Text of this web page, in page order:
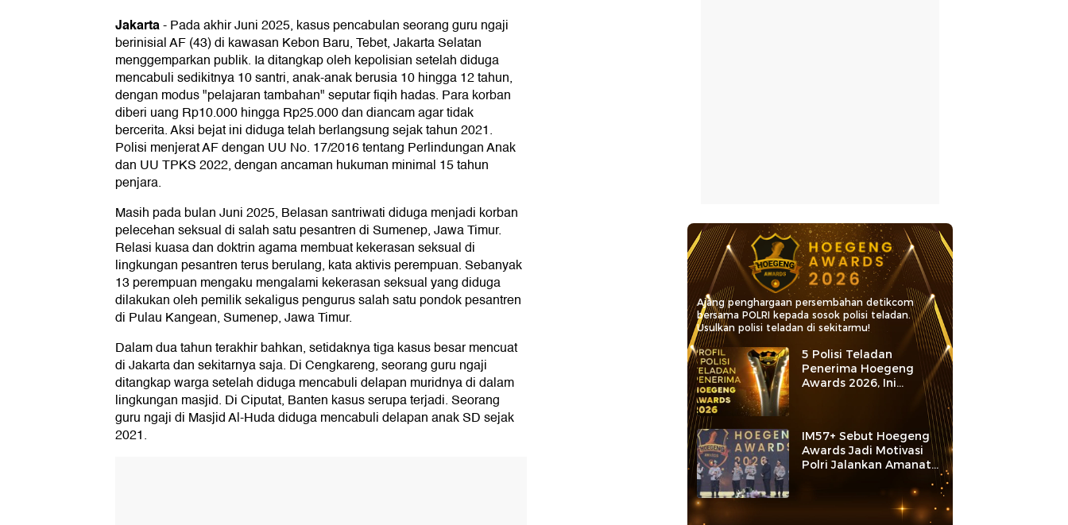
Jakarta-Pada akhir Juni 2025, kasus pencabulan seorang guru ngaji
berinisial AF (43) di kawasan Kebon Baru, Tebet, Jakarta Selatan
menggemparkan publik. Ia ditangkap oleh kepolisian setelah diduga
mencabuli sedikitnya 10 santri, anak-anak berusia 10 hingga 12 tahun,
dengan modus "pelajaran tambahan" seputar fiqih hadas. Para korban
diberi uang Rp10.000 hingga Rp25.000 dan diancam agar tidak
bercerita. Aksi bejat ini diduga telah berlangsung sejak tahun 2021.
Polisi menjerat AF dengan UU No. 17/2016 tentang Perlindungan Anak
dan UU TPKS 2022, dengan ancaman hukuman minimal 15 tahun
penjara.
Masih pada bulan Juni 2025, Belasan santriwati diduga menjadi korban
pelecehan seksual di salah satu pesantren di Sumenep, Jawa Timur.
Relasi kuasa dan doktrin agama membuat kekerasan seksual di
lingkungan pesantren terus berulang, kata aktivis perempuan. Sebanyak
13 perempuan mengaku mengalami kekerasan seksual yang diduga
dilakukan oleh pemilik sekaligus pengurus salah satu pondok pesantren
di Pulau Kangean, Sumenep, Jawa Timur.
Dalam dua tahun terakhir bahkan, setidaknya tiga kasus besar mencuat
di Jakarta dan sekitarnya saja. Di Cengkareng, seorang guru ngaji
ditangkap warga setelah diduga mencabuli delapan muridnya di dalam
lingkungan masjid. Di Ciputat, Banten kasus serupa terjadi. Seorang
guru ngaji di Masjid Al-Huda diduga mencabuli delapan anak SD sejak
2021.
Ajang penghargaan persembahan detikcom
bersama POLRI kepada sosok polisi teladan.
Usulkan polisi teladan di sekitarmu!
5 Polisi Teladan
Penerima Hoegeng
Awards 2026, Ini
Kategori dan Kiprahnya
IM57+ Sebut Hoegeng
Awards Jadi Motivasi
Polri Jalankan Amanat